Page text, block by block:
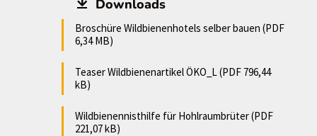
Downloads
Broschüre Wildbienenhotels selber bauen (PDF
6,34 MB)
Teaser Wildbienenartikel ÖKO_L (PDF 796,44
kB)
Wildbienennisthilfe für Hohlraumbrüter (PDF
221,07 kB)